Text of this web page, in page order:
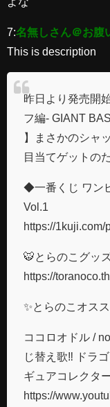
7:名無しさん＠お腹
This is description
昨日より発売開
フ編- GIANT
】まさかのシャ
目当てゲットの
◆一番くじ ワン
Vol.1
https://
🐯とらのこグッ
https://
✨とらのこオス
ココロオドル /
じ替え歌‼︎ ドラ
ギュアコレクタ
https://